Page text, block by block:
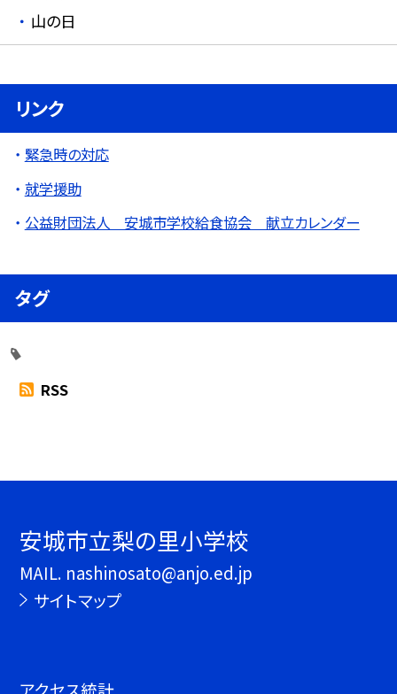
山の日
リンク
緊急時の対応
就学援助
公益財団法人 安城市学校給食協会 献立カレンダー
タグ
RSS
安城市立梨の里小学校
MAIL. nashinosato@anjo.ed.jp
サイトマップ
アクセス統計